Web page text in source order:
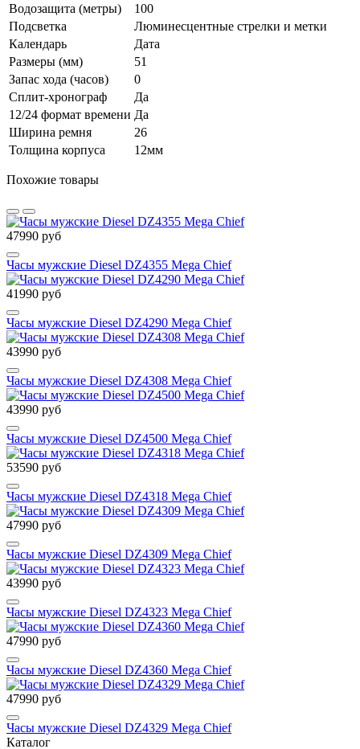
Водозащита (метры)
100
Подсветка
Люминесцентные стрелки и метки
Календарь
Дата
Размеры (мм)
51
Запас хода (часов)
0
Сплит-хронограф
Да
12/24 формат времени Да
Ширина ремня
26
Толщина корпуса
12мм
Похожие товары
47990 руб
Часы мужские Diesel DZ4355 Mega Chief
41990 руб
Часы мужские Diesel DZ4290 Mega Chief
43990 руб
Часы мужские Diesel DZ4308 Mega Chief
43990 руб
Часы мужские Diesel DZ4500 Mega Chief
53590 руб
Часы мужские Diesel DZ4318 Mega Chief
47990 руб
Часы мужские Diesel DZ4309 Mega Chief
43990 руб
Часы мужские Diesel DZ4323 Mega Chief
47990 руб
Часы мужские Diesel DZ4360 Mega Chief
47990 руб
Часы мужские Diesel DZ4329 Mega Chief
Каталог